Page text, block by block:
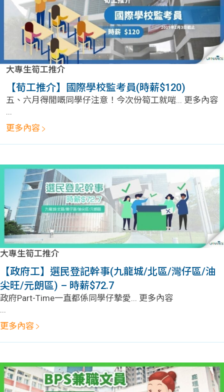
大專生筍工推介
【荀工推介】國際學校監考員(時薪$120)
五、六月得閒嘅同學仔注意！今次份筍工就啱... 更多內容
...
更多內容
大專生筍工推介
【政府工】選民登記幹事(九龍城/北區/灣仔區/油
尖旺/元朗區) – 時薪$72.7
政府Part-Time一直都係同學仔摯愛... 更多內容
...
更多內容